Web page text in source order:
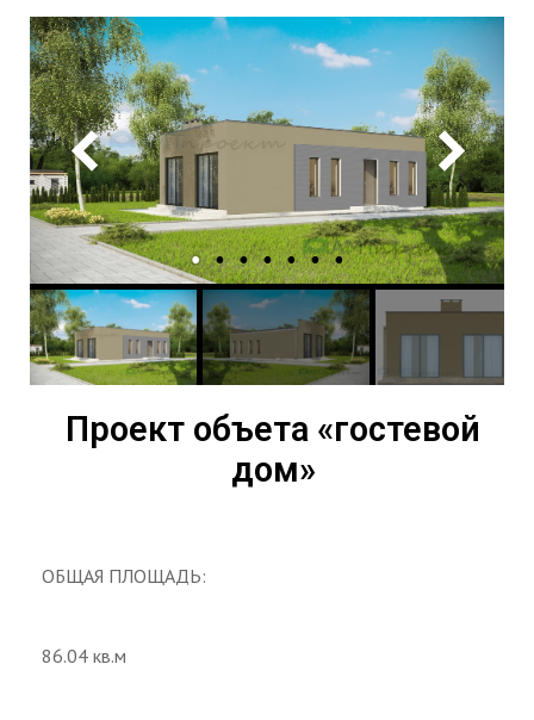
Проект объета «гостевой
дом»
ОБЩАЯ ПЛОЩАДЬ:
86.04 кв.м